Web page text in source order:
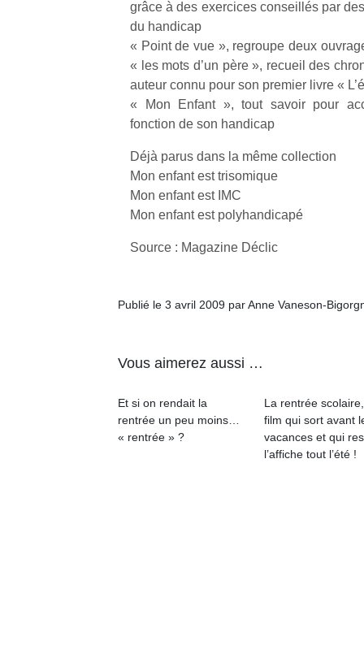
grâce à des exercices conseillés par
du handicap
« Point de vue », regroupe deux
« les mots d’un père », recueil des
auteur connu pour son premier livre «
« Mon Enfant », tout savoir pour
fonction de son handicap
Déjà parus dans la même collection
Mon enfant est trisomique
Mon enfant est IMC
Mon enfant est polyhandicapé
Source : Magazine Déclic
Publié le 3 avril 2009 par Anne Vaneson-
Vous aimerez aussi …
Et si on rendait la
rentrée un peu moins…
« rentrée » ?
La rentrée
film qui sort avant
vacances et qui
l’affiche tout l’été !
physique
ou
apprentissage…